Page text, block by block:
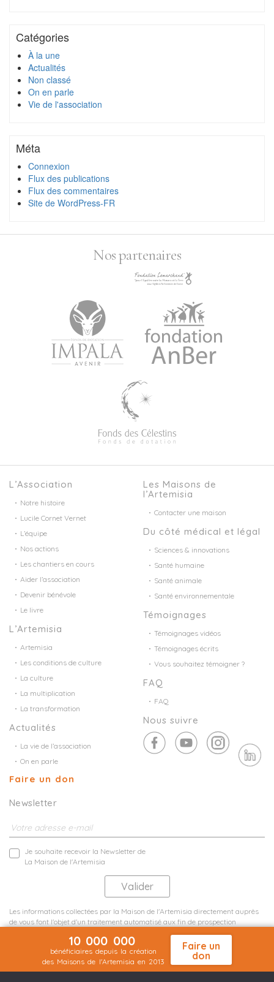
Catégories
À la une
Actualités
Non classé
On en parle
Vie de l'association
Méta
Connexion
Flux des publications
Flux des commentaires
Site de WordPress-FR
Nos partenaires
L’Association
Notre histoire
Lucile Cornet Vernet
L’équipe
Nos actions
Les chantiers en cours
Aider l’association
Devenir bénévole
Le livre
L’Artemisia
Artemisia
Les conditions de culture
La culture
La multiplication
La transformation
Actualités
La vie de l’association
On en parle
Faire un don
Les Maisons de
l’Artemisia
Contacter une maison
Du côté médical et légal
Sciences & innovations
Santé humaine
Santé animale
Santé environnementale
Témoignages
Témoignages vidéos
Témoignages écrits
Vous souhaitez témoigner ?
FAQ
FAQ
Nous suivre
Newsletter
Je souhaite recevoir la Newsletter de
La Maison de l'Artemisia
Les informations collectées par la Maison de l'Artemisia directement auprès
de vous font l'objet d'un traitement automatisé aux fin de prospection
10 000 000
bénéficiaires depuis la création
des Maisons de l'Artemisia en 2013
Faire un
don